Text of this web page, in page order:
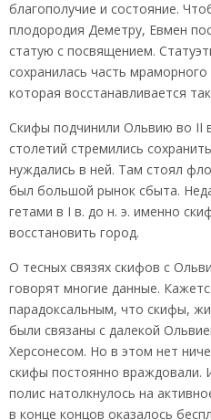
благополучие и состояние.
плодородия Деметру, Евмен
статую с посвящением.
сохранилась часть
которая восстанавливается
Скифы подчинили Ольвию во II
столетий стремились
нуждались в ней. Там стоял
был большой рынок сбыта.
гетами в I в. до н. э. именно
восстановить город.
О тесных связях скифов с
говорят многие данные.
парадоксальным, что скифы,
были связаны с далекой
Херсонесом. Но в этом нет
скифы постоянно враждовали.
полис натолкнулось на
в конце концов оказалось